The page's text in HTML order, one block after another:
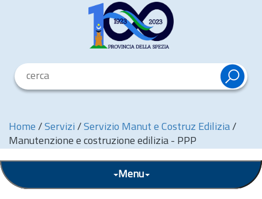
Home / Servizi / Servizio Manut e Costruz Edilizia /
Manutenzione e costruzione edilizia - PPP
Menu